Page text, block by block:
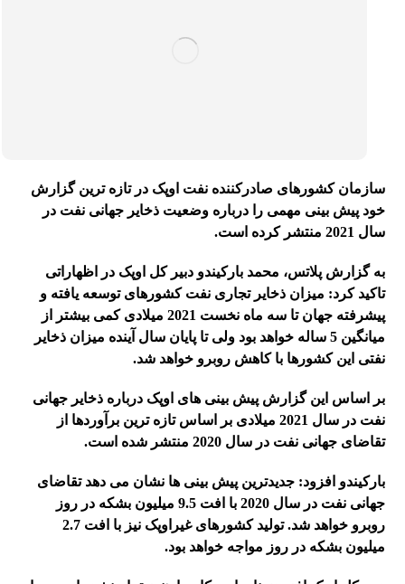
سازمان کشورهای صادرکننده نفت اوپک در تازه ترین گزارش
خود پیش بینی مهمی را درباره وضعیت ذخایر جهانی نفت در
سال 2021 منتشر کرده است.
به گزارش پلاتس، محمد بارکیندو دبیر کل اوپک در اظهاراتی
تاکید کرد: میزان ذخایر تجاری نفت کشورهای توسعه یافته و
پیشرفته جهان تا سه ماه نخست 2021 میلادی کمی بیشتر از
میانگین 5 ساله خواهد بود ولی تا پایان سال آینده میزان ذخایر
نفتی این کشورها با کاهش روبرو خواهد شد.
بر اساس این گزارش پیش بینی های اوپک درباره ذخایر جهانی
نفت در سال 2021 میلادی بر اساس تازه ترین برآوردها از
تقاضای جهانی نفت در سال 2020 منتشر شده است.
بارکیندو افزود: جدیدترین پیش بینی ها نشان می دهد تقاضای
جهانی نفت در سال 2020 با افت 9.5 میلیون بشکه در روز
روبرو خواهد شد. تولید کشورهای غیراوپک نیز با افت 2.7
میلیون بشکه در روز مواجه خواهد بود.